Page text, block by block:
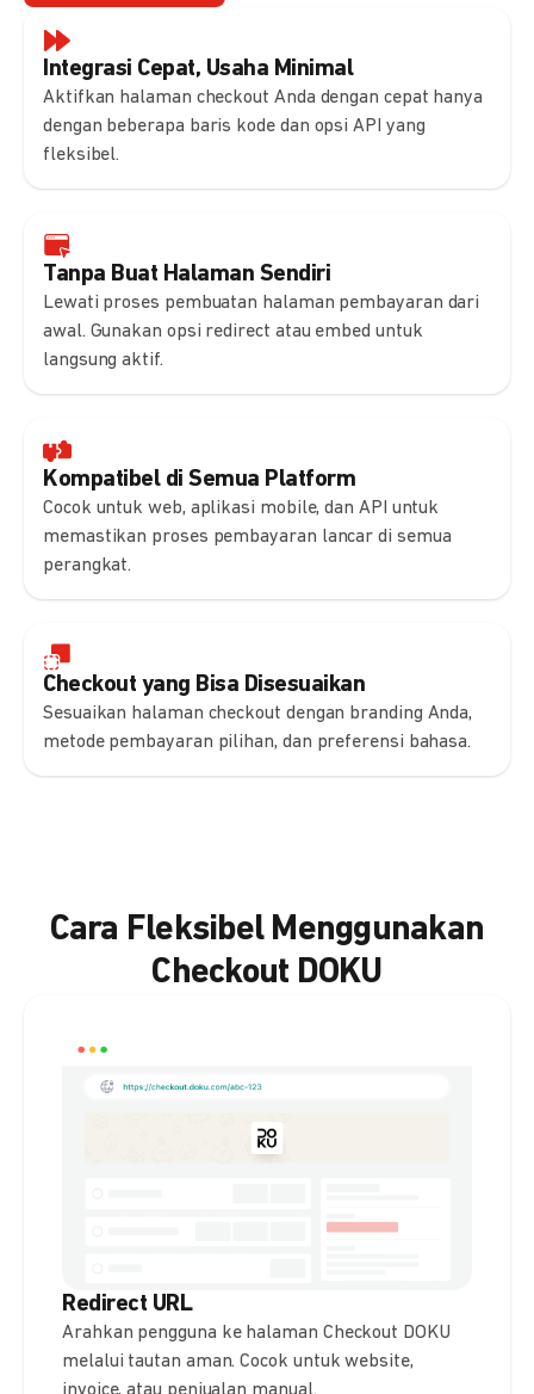
Integrasi Cepat, Usaha Minimal
Aktifkan halaman checkout Anda dengan cepat hanya
dengan beberapa baris kode dan opsi API yang
fleksibel.
Tanpa Buat Halaman Sendiri
Lewati proses pembuatan halaman pembayaran dari
awal. Gunakan opsi redirect atau embed untuk
langsung aktif.
Kompatibel di Semua Platform
Cocok untuk web, aplikasi mobile, dan API untuk
memastikan proses pembayaran lancar di semua
perangkat.
Checkout yang Bisa Disesuaikan
Sesuaikan halaman checkout dengan branding Anda,
metode pembayaran pilihan, dan preferensi bahasa.
Cara Fleksibel Menggunakan
Checkout DOKU
Redirect URL
Arahkan pengguna ke halaman Checkout DOKU
melalui tautan aman. Cocok untuk website,